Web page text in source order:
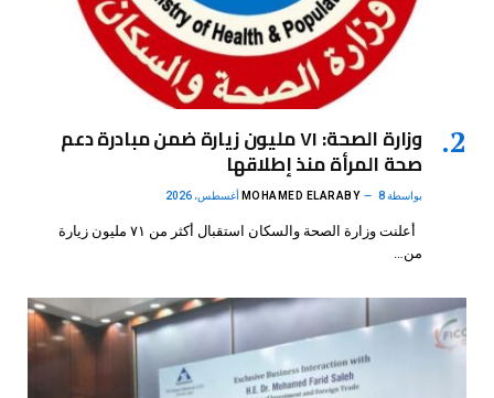
وزارة الصحة: ٧١ مليون زيارة ضمن مبادرة دعم
صحة المرأة منذ إطلاقها
بواسطة MOHAMED ELARABY 8 أغسطس، 2026
أعلنت وزارة الصحة والسكان استقبال أكثر من ٧١ مليون زيارة
من…